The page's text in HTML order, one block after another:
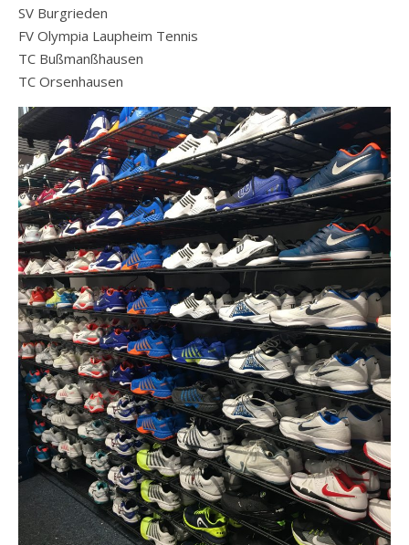
SV Burgrieden
FV Olympia Laupheim Tennis
TC Bußmanßhausen
TC Orsenhausen